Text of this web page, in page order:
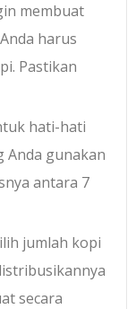
membuat
harus
Pastikan
hati-hati
Anda gunakan
antara 7
jumlah kopi
secara